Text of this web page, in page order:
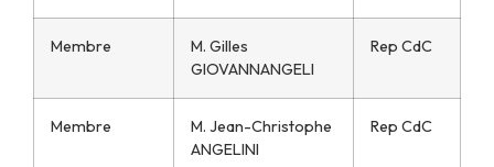
Membre
M. Gilles
GIOVANNANGELI
Rep CdC
Membre
M. Jean-Christophe
ANGELINI
Rep CdC